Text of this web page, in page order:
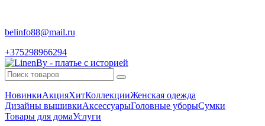
belinfo88@mail.ru
+375298966294
НовинкиАкцияХитКоллекцииЖенская одежда
Дизайны вышивкиАксессуарыГоловные уборыСумки
Товары для домаУслуги